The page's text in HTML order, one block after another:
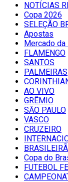
NOTÍCIAS
Copa 2026
SELEÇÃO
Apostas
Mercado da
FLAMENGO
SANTOS
PALMEIRAS
AO VIVO
GRÊMIO
SĀO PAULO
VASCO
CRUZEIRO
Copa do
FUTEBOL